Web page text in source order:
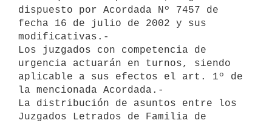
dispuesto por Acordada Nº 7457 de
fecha 16 de julio de 2002 y sus
modificativas.-
Los juzgados con competencia de
urgencia actuarán en turnos, siendo
aplicable a sus efectos el art. 1º de
la mencionada Acordada.-
La distribución de asuntos entre los
Juzgados Letrados de Familia de